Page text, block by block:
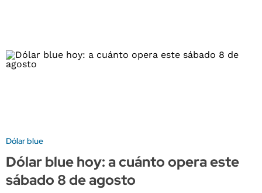
Dólar blue
Dólar blue hoy: a cuánto opera este
sábado 8 de agosto